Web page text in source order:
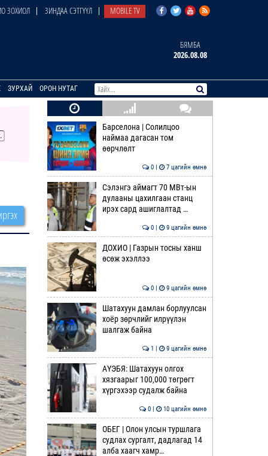
ЗОХИОЛ ЗИНДАА СЭТГҮҮЛ MOBILE TV
БЯМБА
2026.08.08
ЗУРХАЙ ОРОН НУТАГ
Барселона | Солилцоо
наймаа дагасан том
өөрчлөлт
0 | 7 цагийн өмнө
Сэлэнгэ аймагт 70 МВт-ын
дулааны цахилгаан станц
ирэх сард ашиглалтад …
0 | 9 цагийн өмнө
ДОХИО | Газрын тосны ханш
өсөж эхэллээ
0 | 9 цагийн өмнө
Шатахуун дамлан борлуулсан
хоёр зөрчлийг илрүүлэн
шалгаж байна
1 | 9 цагийн өмнө
АҮЭБЯ: Шатахуун олгох
хязгаарыг 100,000 төгрөгт
хүргэхээр судалж байна
0 | 10 цагийн өмнө
ОБЕГ | Олон улсын туршлага
судлах сургалт, дадлагад 14
алба хаагч хамр…